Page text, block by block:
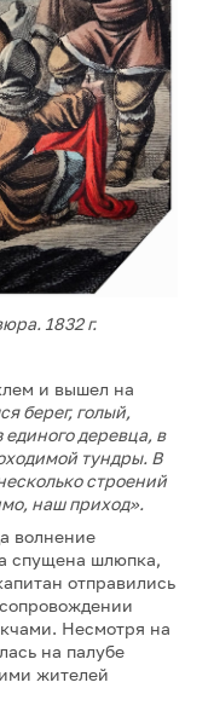
1832 г.
и вышел на
берег, голый,
единого деревца, в
тундры. В
строений
наш приход».
волнение
спущена шлюпка,
отправились
Несмотря на
на палубе
жителей